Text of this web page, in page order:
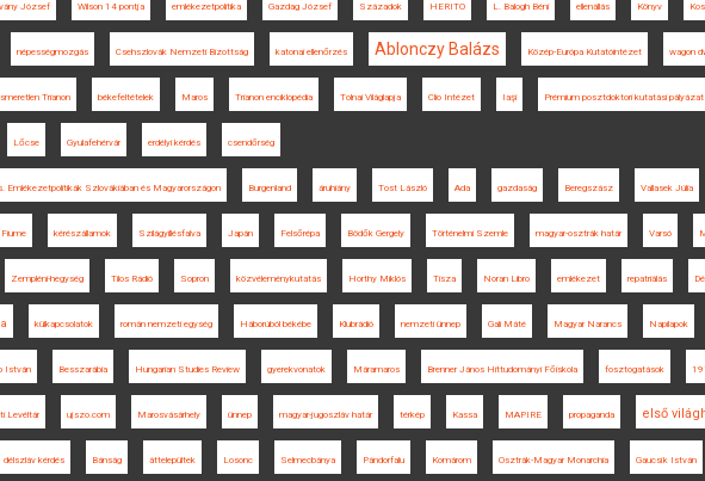
József Wilson 14 pontja emlékezetpolitika Gazdag József Századok HERITO L. Balogh Béni ellenállás Könyv
népességmozgás Csehszlovák Nemzeti Bizottság katonai ellenőrzés Ablonczy Balázs Közép-Európa Kutatóintézet wagon
Trianon békefeltételek Maros Trianon enciklopédia Tolnai Világlapja Clio Intézet Iaşi Prémium posztdoktori kutatási pályázat
Lőcse Gyulafehérvár erdélyi kérdés csendőrség
Emlékezetpolitikák Szlovákiában és Magyarországon Burgenland áruhiány Tost László Ada gazdaság Beregszász Vallasek Júlia
Fiume kérészállamok Szilágyillésfalva Japán Felsőrépa Bödők Gergely Történelmi Szemle magyar-osztrák határ Varsó
Zempléni-hegység Tilos Rádió Sopron közvéleménykutatás Horthy Miklós Tisza Noran Libro emlékezet repatriálás
külkapcsolatok román nemzeti egység Háborúból békébe Klubrádió nemzeti ünnep Gali Máté Magyar Narancs Napilapok
István Besszarábia Hungarian Studies Review gyerekvonatok Máramaros Brenner János Hittudományi Főiskola fosztogatások
Levéltár ujszo.com Marosvásárhely ünnep magyar-jugoszláv határ térkép Kassa MAPIRE propaganda első
délszláv kérdés Bánság áttelepültek Losonc Selmecbánya Pándorfalu Komárom Osztrák-Magyar Monarchia Gaucsík István